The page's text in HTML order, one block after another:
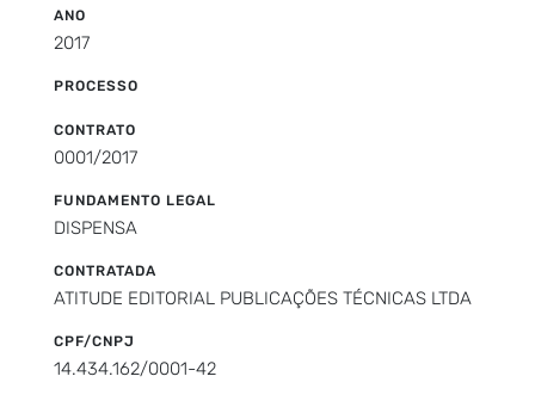
ANO
2017
PROCESSO
CONTRATO
0001/2017
FUNDAMENTO LEGAL
DISPENSA
CONTRATADA
ATITUDE EDITORIAL PUBLICAÇÕES TÉCNICAS LTDA
CPF/CNPJ
14.434.162/0001-42